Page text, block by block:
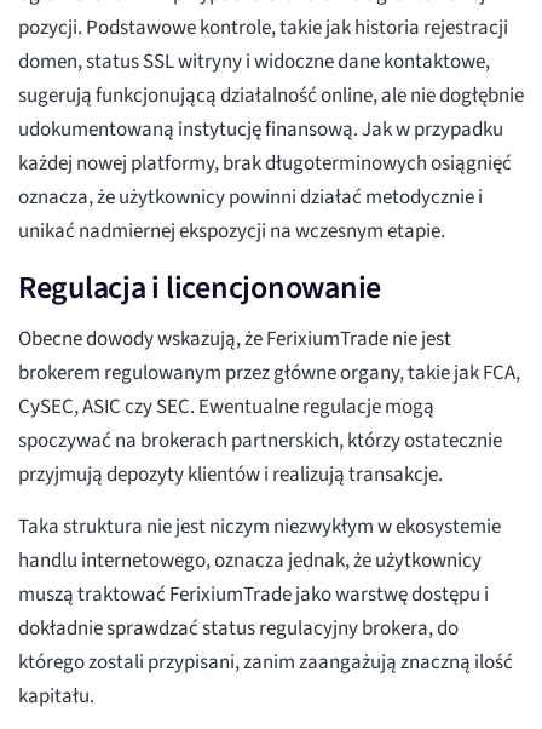
pozycji. Podstawowe kontrole, takie jak historia rejestracji
domen, status SSL witryny i widoczne dane kontaktowe,
sugerują funkcjonującą działalność online, ale nie dogłębnie
udokumentowaną instytucję finansową. Jak w przypadku
każdej nowej platformy, brak długoterminowych osiągnięć
oznacza, że użytkownicy powinni działać metodycznie i
unikać nadmiernej ekspozycji na wczesnym etapie.
Regulacja i licencjonowanie
Obecne dowody wskazują, że FerixiumTrade nie jest
brokerem regulowanym przez główne organy, takie jak FCA,
CySEC, ASIC czy SEC. Ewentualne regulacje mogą
spoczywać na brokerach partnerskich, którzy ostatecznie
przyjmują depozyty klientów i realizują transakcje.
Taka struktura nie jest niczym niezwykłym w ekosystemie
handlu internetowego, oznacza jednak, że użytkownicy
muszą traktować FerixiumTrade jako warstwę dostępu i
dokładnie sprawdzać status regulacyjny brokera, do
którego zostali przypisani, zanim zaangażują znaczną ilość
kapitału.